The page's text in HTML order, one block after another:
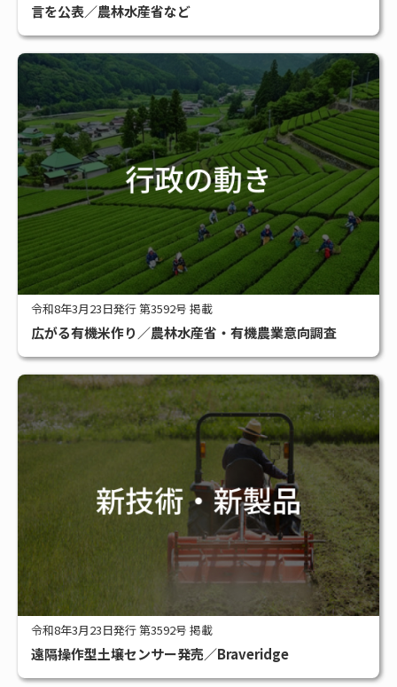
言を公表／農林水産省など
令和8年3月23日発行 第3592号 掲載
広がる有機米作り／農林水産省・有機農業意向調査
令和8年3月23日発行 第3592号 掲載
遠隔操作型土壌センサー発売／Braveridge